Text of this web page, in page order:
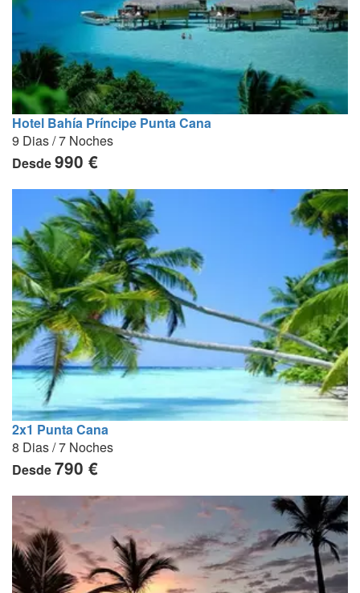
Hotel Bahía Príncipe Punta Cana
9 Dias / 7 Noches
Desde990 €
2x1 Punta Cana
8 Dias / 7 Noches
Desde790 €